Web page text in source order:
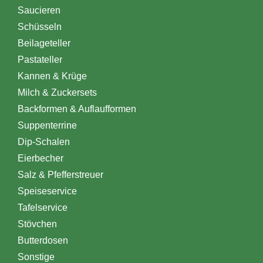
Saucieren
Schüsseln
Beilageteller
Pastateller
Kannen & Krüge
Milch & Zuckersets
Backformen & Auflaufformen
Suppenterrine
Dip-Schalen
Eierbecher
Salz & Pfefferstreuer
Speiseservice
Tafelservice
Stövchen
Butterdosen
Sonstige